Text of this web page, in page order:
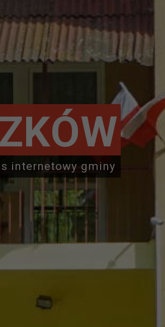
internetowy gminy